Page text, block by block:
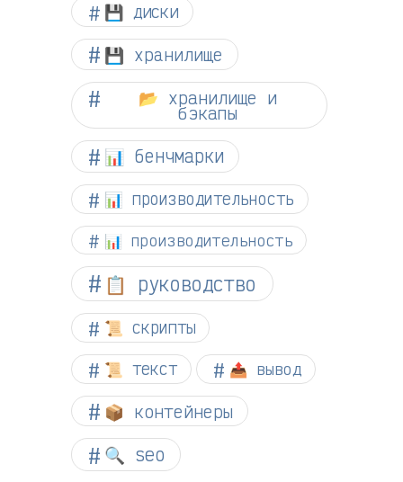
💾 диски
💾 хранилище
📂 хранилище и
бэкапы
📊 бенчмарки
📊 производительность
📊 производительность
📋 руководство
📜 скрипты
📜 текст 📤 вывод
📦 контейнеры
🔍 seo